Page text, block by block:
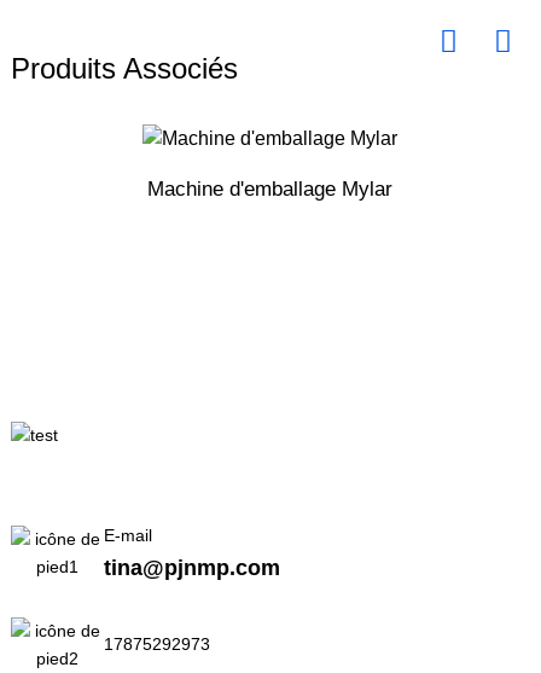
Produits Associés
Machine d'emballage Mylar
E-mail
tina@pjnmp.com
17875292973